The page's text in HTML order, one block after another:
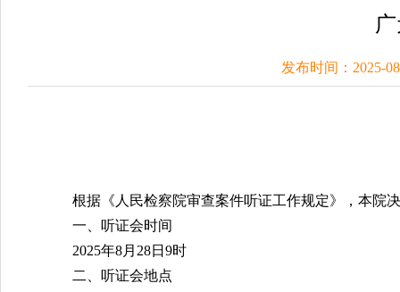
发布时间：2025-
根据《人民检察院审查案件听证工作规定》 ， 本院
一、听证会时间
2025年8月 28日 9时
二、听证会地点